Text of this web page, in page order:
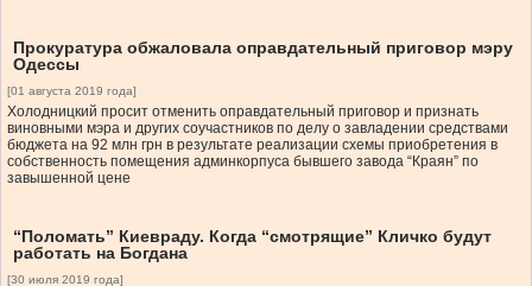
Прокуратура обжаловала оправдательный приговор мэру
Одессы
[01 августа 2019 года]
Холодницкий просит отменить оправдательный приговор и признать
виновными мэра и других соучастников по делу о завладении средствами
бюджета на 92 млн грн в результате реализации схемы приобретения в
собственность помещения админкорпуса бывшего завода “Краян” по
завышенной цене
“Поломать” Киевраду. Когда “смотрящие” Кличко будут
работать на Богдана
[30 июля 2019 года]